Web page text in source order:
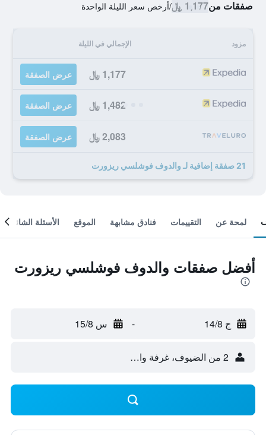
صفقات من1,177 ﷼ /أرخص سعر الليلة الواحدة
مزود الإجمالي في الليلة
1,177 ﷼ عرض الصفقة
1,482 ﷼ عرض الصفقة
2,083 ﷼ عرض الصفقة
21 صفقة إضافية لـ والدوف فوشلسي ريزورت
لمحة عن التقييمات فنادق مشابهة الموقع الأسئلة الشائعة
أفضل صفقات والدوف فوشلسي ريزورت
ج 14/8 - س 15/8
2 من الضيوف، غرفة واحدة